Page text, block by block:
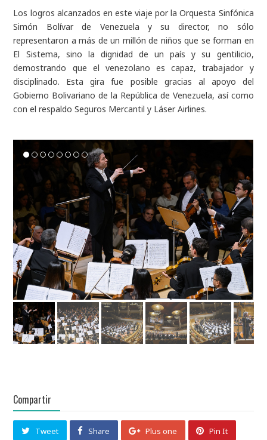
Los logros alcanzados en este viaje por la Orquesta Sinfónica
Simón Bolívar de Venezuela y su director, no sólo
representaron a más de un millón de niños que se forman en
El Sistema, sino la dignidad de un país y su gentilicio,
demostrando que el venezolano es capaz, trabajador y
disciplinado. Esta gira fue posible gracias al apoyo del
Gobierno Bolivariano de la República de Venezuela, así como
con el respaldo Seguros Mercantil y Láser Airlines.
Compartir
Tweet Share Plus one Pin It